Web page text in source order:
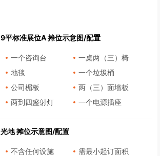
9平标准展位A 摊位示意图/配置
一个咨询台
一桌两（三）椅
地毯
一个垃圾桶
公司楣板
两（三）面墙板
两到四盏射灯
一个电源插座
光地 摊位示意图/配置
不含任何设施
需最小起订面积